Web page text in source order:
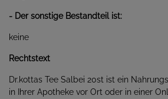
- Der sonstige Bestandteil ist:
keine
Rechtstext
Dr.kottas Tee Salbei 20st ist ein
in Ihrer Apotheke vor Ort oder in einer